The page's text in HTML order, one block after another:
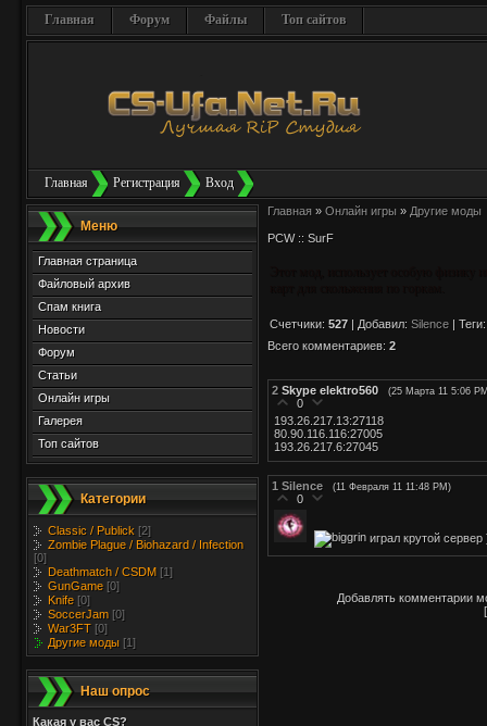
Главная Форум Файлы Топ сайтов
Главная Регистрация Вход
Меню
Главная страница
Файловый архив
Спам книга
Новости
Форум
Статьи
Онлайн игры
Галерея
Топ сайтов
Категории
Classic / Publick [2]
Zombie Plague / Biohazard / Infection
[0]
Deathmatch / CSDM [1]
GunGame [0]
Knife [0]
SoccerJam [0]
War3FT [0]
Другие моды [1]
Наш опрос
Какая у вас CS?
Главная » Онлайн игры » Другие моды
PCW :: SurF
Счетчики: 527 | Добавил: Silence | Теги
Всего комментариев: 2
2 Skype elektro560 (25 Марта 11 5:06
0
193.26.217.13:27118
80.90.116.116:27005
193.26.217.6:27045
1 Silence (11 Февраля 11 11:48 PM)
0
играл крутой сервер
Добавлять комментарии